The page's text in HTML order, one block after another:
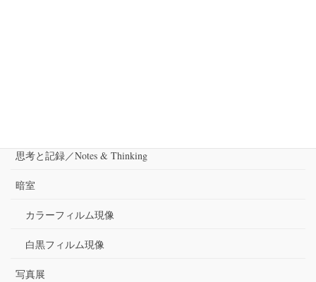
思考と記録／Notes & Thinking
暗室
カラーフィルム現像
白黒フィルム現像
写真展